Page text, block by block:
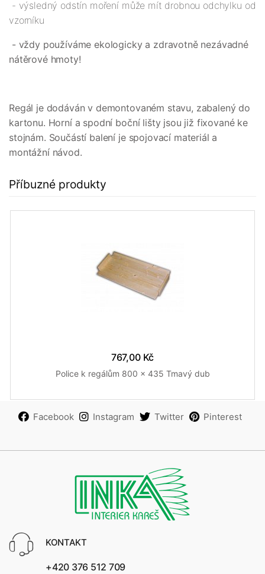
- výsledný odstín moření může mít drobnou odchylku od
vzorníku
- vždy používáme ekologicky a zdravotně nezávadné
nátěrové hmoty!
Regál je dodáván v demontovaném stavu, zabalený do
kartonu. Horní a spodní boční lišty jsou již fixované ke
stojnám. Součástí balení je spojovací materiál a
montážní návod.
Příbuzné produkty
767,00 Kč
Police k regálům 800 x 435 Tmavý dub
Facebook Instagram Twitter Pinterest
KONTAKT
+420 376 512 709